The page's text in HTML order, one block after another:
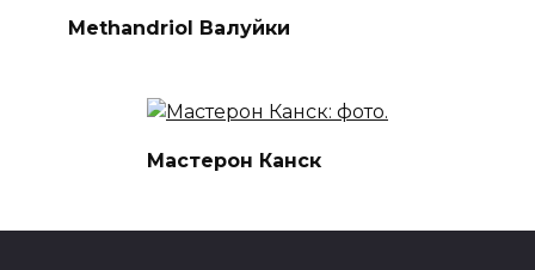
Methandriol Валуйки
Мастерон Канск